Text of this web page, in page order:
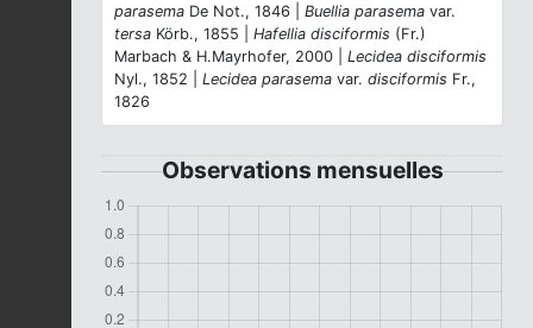
parasema De Not., 1846 | Buellia parasema var.
tersa Körb., 1855 | Hafellia disciformis (Fr.)
Marbach & H.Mayrhofer, 2000 | Lecidea disciformis
Nyl., 1852 | Lecidea parasema var. disciformis Fr.,
1826
Observations mensuelles